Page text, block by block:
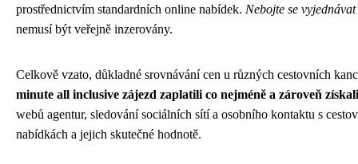
prostřednictvím standardních online nabídek. Nebojte se
nemusí být veřejně inzerovány.
Celkově vzato, důkladné srovnávání cen u různých cestovních
minute all inclusive zájezd zaplatili co nejméně a zároveň
webů agentur, sledování sociálních sítí a osobního kontaktu s
nabídkách a jejich skutečné hodnotě.